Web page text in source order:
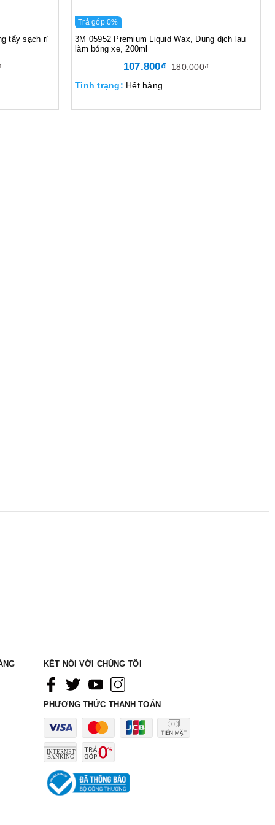
tẩy sạch rỉ
Trả góp 0%
3M 05952 Premium Liquid Wax, Dung dịch lau
làm bóng xe, 200ml
107.800₫ 180.000₫
Tình trạng: Hết hàng
KẾT NỐI VỚI CHÚNG TÔI
PHƯƠNG THỨC THANH TOÁN